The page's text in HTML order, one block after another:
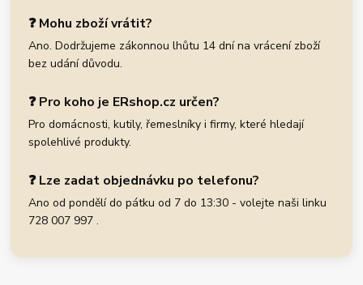
❓ Mohu zboží vrátit?
Ano. Dodržujeme zákonnou lhůtu 14 dní na vrácení zboží
bez udání důvodu.
❓ Pro koho je ERshop.cz určen?
Pro domácnosti, kutily, řemeslníky i firmy, které hledají
spolehlivé produkty.
❓ Lze zadat objednávku po telefonu?
Ano od pondělí do pátku od 7 do 13:30 - volejte naši linku
728 007 997 .